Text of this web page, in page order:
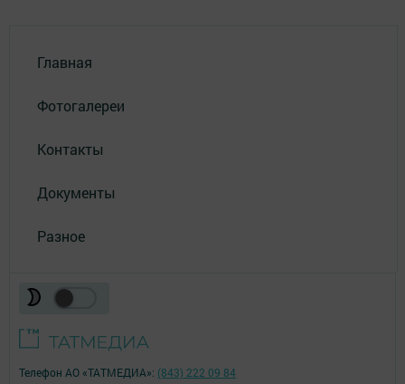
Главная
Фотогалереи
Контакты
Документы
Разное
Телефон АО «ТАТМЕДИА»: (843) 222 09 84